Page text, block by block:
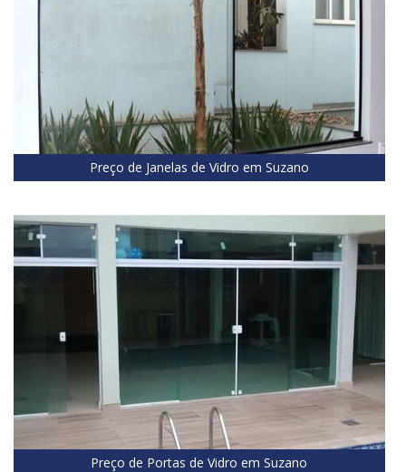
Preço de Janelas de Vidro em Suzano
Preço de Portas de Vidro em Suzano